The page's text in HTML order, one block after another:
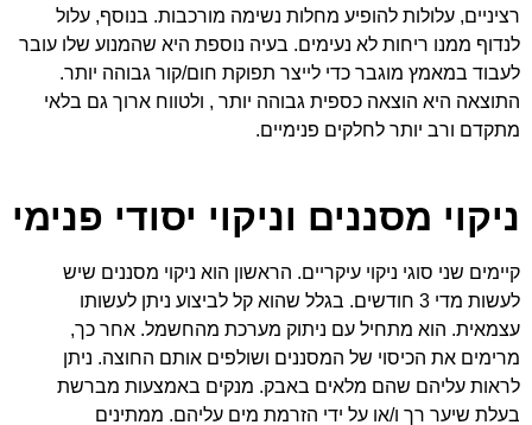
רציניים, עלולות להופיע מחלות נשימה מורכבות. בנוסף, עלול
לנדוף ממנו ריחות לא נעימים. בעיה נוספת היא שהמנוע שלו עובר
לעבוד במאמץ מוגבר כדי לייצר תפוקת חום/קור גבוהה יותר.
התוצאה היא הוצאה כספית גבוהה יותר , ולטווח ארוך גם בלאי
מתקדם ורב יותר לחלקים פנימיים.
ניקוי מסננים וניקוי יסודי פנימי
קיימים שני סוגי ניקוי עיקריים. הראשון הוא ניקוי מסננים שיש
לעשות מדי 3 חודשים. בגלל שהוא קל לביצוע ניתן לעשותו
עצמאית. הוא מתחיל עם ניתוק מערכת מהחשמל. אחר כך,
מרימים את הכיסוי של המסננים ושולפים אותם החוצה. ניתן
לראות עליהם שהם מלאים באבק. מנקים באמצעות מברשת
בעלת שיער רך ו/או על ידי הזרמת מים עליהם. ממתינים